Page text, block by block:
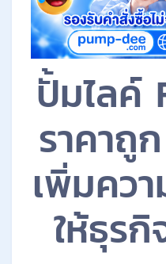
ปั้มไลค์
ราคาถู
เพิ่มคว
ให้ธุร